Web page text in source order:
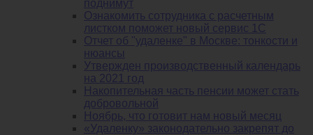
поднимут
Ознакомить сотрудника с расчетным
листком поможет новый сервис 1С
Отчет об "удаленке" в Москве: тонкости и
нюансы
Утвержден производственный календарь
на 2021 год
Накопительная часть пенсии может стать
добровольной
Ноябрь, что готовит нам новый месяц
«Удаленку» законодательно закрепят до